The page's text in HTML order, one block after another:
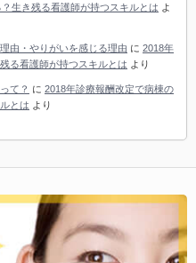
生き残る看護師が持つスキルとは よ
由・やりがいを感じる理由 に 2018年
る看護師が持つスキルとは より
て？ に 2018年診療報酬改定で病棟の
とは より